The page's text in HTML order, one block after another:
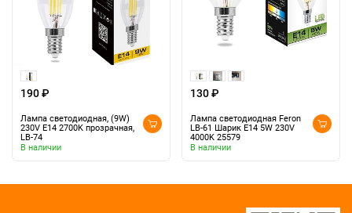
190 ₽
Лампа светодиодная, (9W)
230V E14 2700K прозрачная,
LB-74
В наличии
130 ₽
Лампа светодиодная Feron
LB-61 Шарик E14 5W 230V
4000K 25579
В наличии